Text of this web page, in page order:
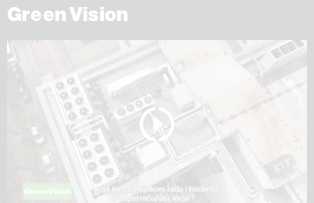
Green Vision